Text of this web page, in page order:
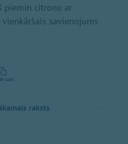
piemin citronu ar
savienojums
saiti
raksts